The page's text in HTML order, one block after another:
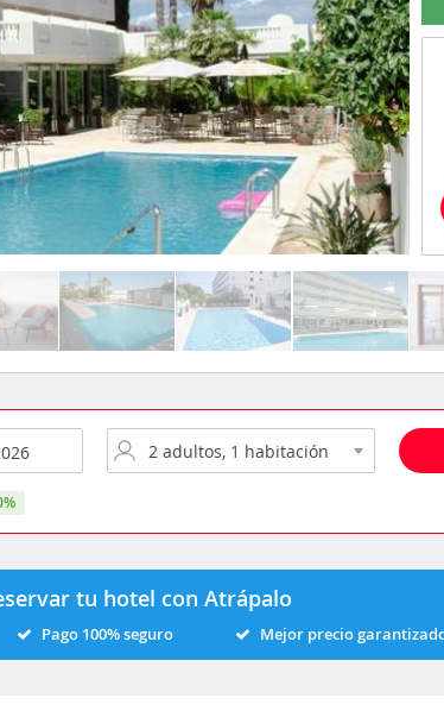
tu hotel con Atrápalo
Pago 100% seguro Mejor precio